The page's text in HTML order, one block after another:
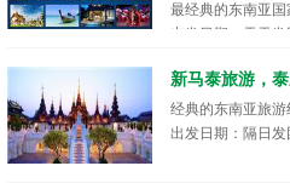
最经典的东南亚
出发日期：天天
新马泰旅游，
经典的东南亚旅
出发日期：隔日